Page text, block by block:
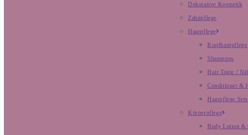
Dekorative Kosmetik
Zahnpflege
Haarpflege
Kopfhautpflege
Shampoos
Hair Tonic /
Conditioner &
Haarpflege
Körperpflege
Body Lotion &